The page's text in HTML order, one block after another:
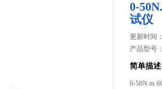
0-
试仪
更新时间
产品型号
简单描述
0-50N.m